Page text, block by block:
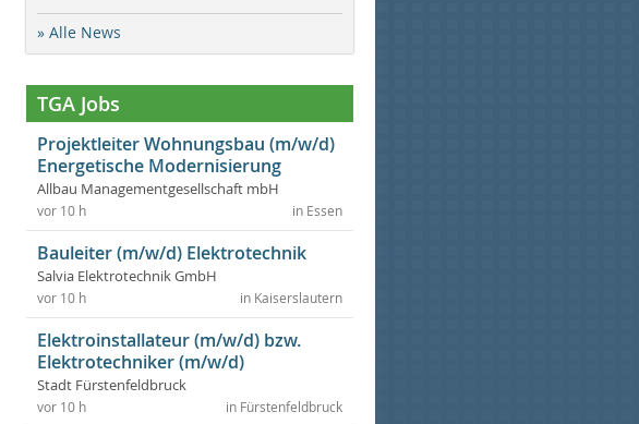
» Alle News
TGA Jobs
Projektleiter Wohnungsbau (m/w/d)
Energetische Modernisierung
Allbau Managementgesellschaft mbH
in Essen
vor 10 h
Bauleiter (m/w/d) Elektrotechnik
Salvia Elektrotechnik GmbH
in Kaiserslautern
vor 10 h
Elektroinstallateur (m/w/d) bzw.
Elektrotechniker (m/w/d)
Stadt Fürstenfeldbruck
in Fürstenfeldbruck
vor 10 h